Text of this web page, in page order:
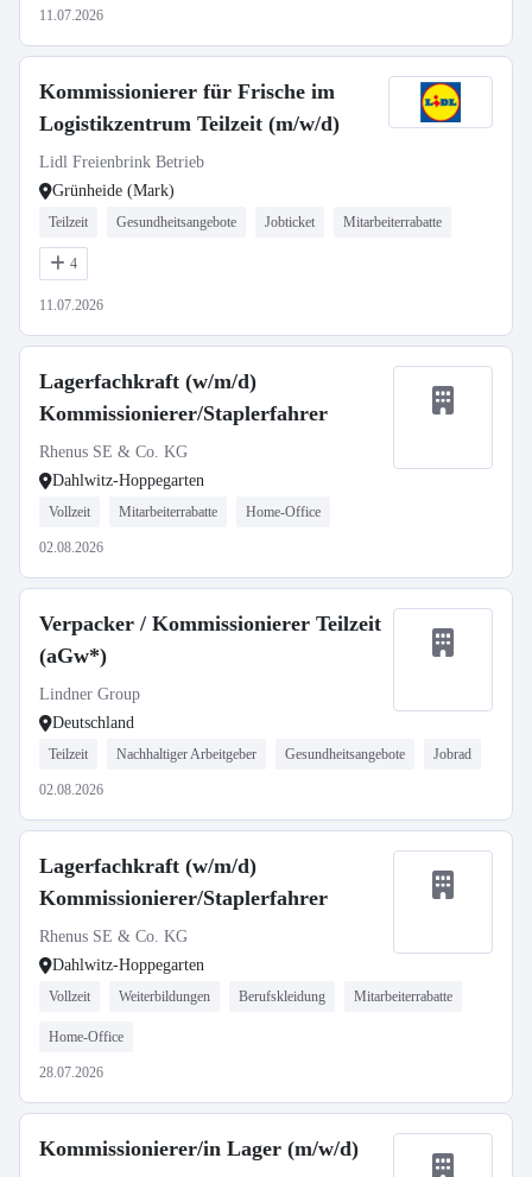
11.07.2026
Kommissionierer für Frische im
Logistikzentrum Teilzeit (m/w/d)
Lidl Freienbrink Betrieb
Grünheide (Mark)
Teilzeit Gesundheitsangebote Jobticket Mitarbeiterrabatte
4
11.07.2026
Lagerfachkraft (w/m/d)
Kommissionierer/Staplerfahrer
Rhenus SE & Co. KG
Dahlwitz-Hoppegarten
Vollzeit Mitarbeiterrabatte Home-Office
02.08.2026
Verpacker / Kommissionierer Teilzeit
(aGw*)
Lindner Group
Deutschland
Teilzeit Nachhaltiger Arbeitgeber Gesundheitsangebote Jobrad
02.08.2026
Lagerfachkraft (w/m/d)
Kommissionierer/Staplerfahrer
Rhenus SE & Co. KG
Dahlwitz-Hoppegarten
Vollzeit Weiterbildungen Berufskleidung Mitarbeiterrabatte
Home-Office
28.07.2026
Kommissionierer/in Lager (m/w/d)